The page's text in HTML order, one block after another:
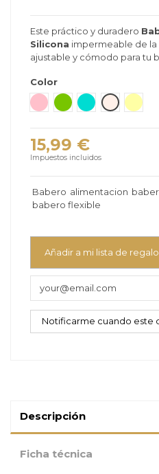
Este práctico y duradero
Silicona impermeable de la
ajustable y cómodo para tu
Color
Rosa claro
Verde Verde mar
Beige
15,99 €
Impuestos incluidos
Babero alimentacion
babero flexible
Añadir a mi lista de
Descripción
Ficha técnica